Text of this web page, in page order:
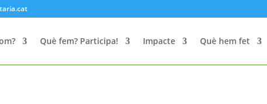
Què fem? Participa! Impacte Què hem fet